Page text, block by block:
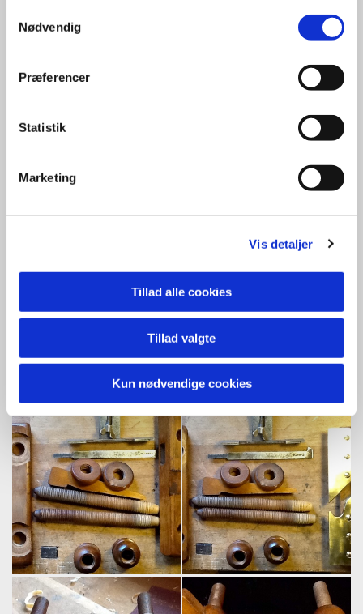
Nødvendig
Præferencer
Statistik
Marketing
Vis detaljer
Tillad alle cookies
Tillad valgte
Kun nødvendige cookies